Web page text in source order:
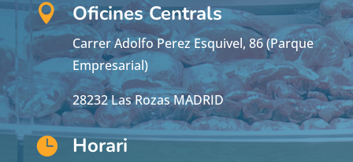
 Oficines Centrals
Carrer Adolfo Perez Esquivel, 86 (Parque
Empresarial)
28232 Las Rozas MADRID
 Horari